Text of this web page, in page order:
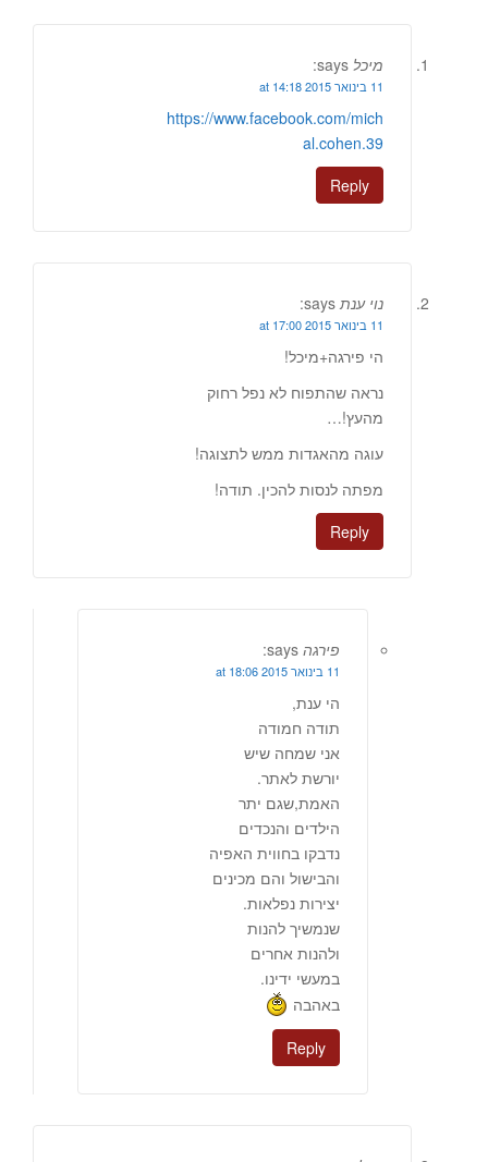
מיכל says:
11 בינואר 2015 at 14:18
https://www.facebook.com/mich
al.cohen.39
Reply
נוי ענת says:
11 בינואר 2015 at 17:00
הי פירגה+מיכל!
נראה שהתפוח לא נפל רחוק
מהעץ!…
עוגה מהאגדות ממש לתצוגה!
מפתה לנסות להכין. תודה!
Reply
פירגה says:
11 בינואר 2015 at 18:06
הי ענת,
תודה חמודה
אני שמחה שיש
יורשת לאתר.
האמת,שגם יתר
הילדים והנכדים
נדבקו בחווית האפיה
והבישול והם מכינים
יצירות נפלאות.
שנמשיך להנות
ולהנות אחרים
במעשי ידינו.
באהבה
Reply